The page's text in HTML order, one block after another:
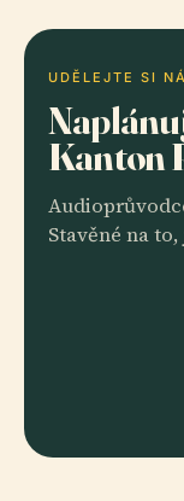
UDĚLEJTE SI
Kanton
Stavěné na